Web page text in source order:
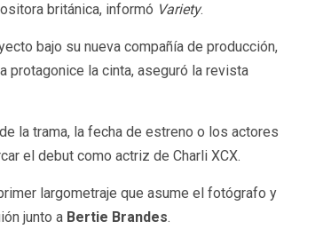
británica, informó Variety.
bajo su nueva compañía de producción,
protagonice la cinta, aseguró la revista
la trama, la fecha de estreno o los actores
el debut como actriz de Charli XCX.
largometraje que asume el fotógrafo y
junto a Bertie Brandes.